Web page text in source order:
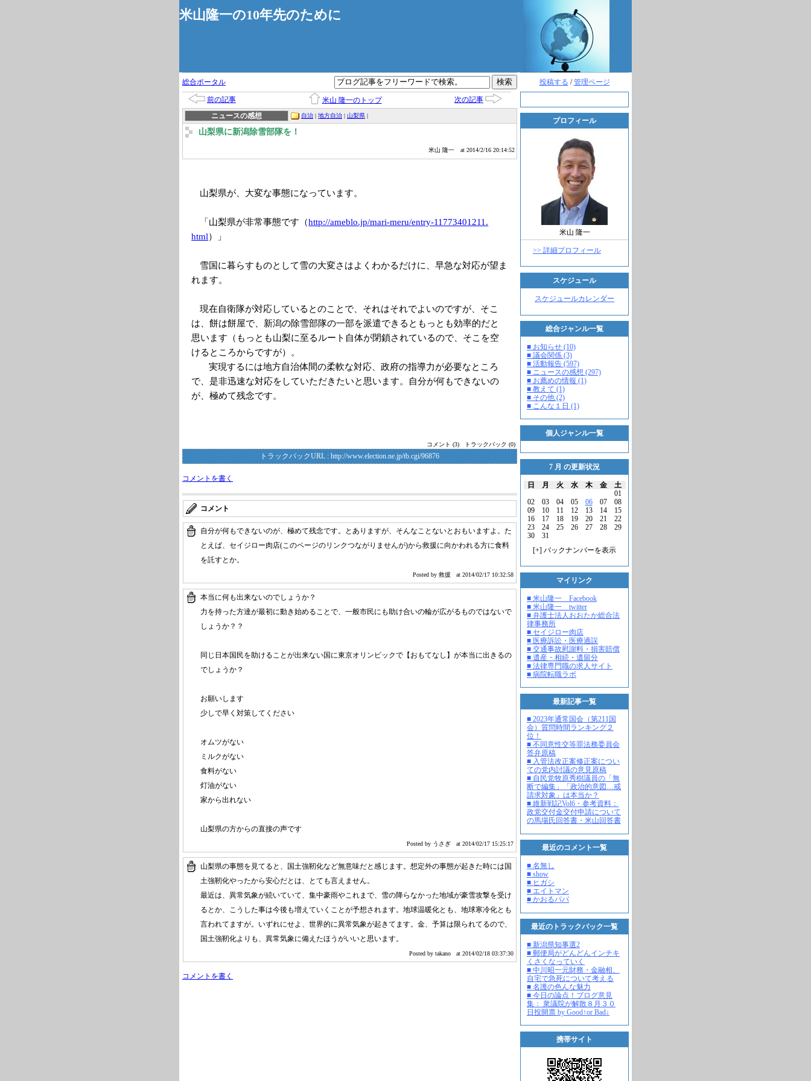
米山隆一の10年先のために
投稿する /管理ページ
プロフィール
米山 隆一
>> 詳細プロフィール
スケジュール
スケジュールカレンダー
総合ジャンル一覧
■ お知らせ (10)
■ 議会関係 (3)
■ 活動報告 (597)
■ ニュースの感想 (297)
■ お薦めの情報 (1)
■ 教えて (1)
■ その他 (2)
■ こんな１日 (1)
個人ジャンル一覧
7 月 の更新状況
日 月 火 水 木 金
土
01
02
03 04 05 06 07
08
09
10 11 12 13 14
15
16
17 18 19 20 21
22
23
24 25 26 27 28
29
30
31
[+] バックナンバーを表示
マイリンク
■ 米山隆一 Facebook
■ 米山隆一 twitter
■ 弁護士法人おおたか総合法
律事務所
■ セイジロー肉店
■ 医療訴訟・医療過誤
■ 交通事故慰謝料・損害賠償
■ 遺産・相続・遺留分
■ 法律専門職の求人サイト
■ 病院転職ラボ
最新記事一覧
■ 2023年通常国会（第211国
会）質問時間ランキング２
位！
■ 不同意性交等罪法務委員会
答弁原稿
■ 入管法改正案修正案につい
ての党内討議の意見原稿
■ 自民党牧原秀樹議員の「無
断で編集」「政治的意図…戒
請求対象」は本当か？
■ 維新戦記Vol6・参考資料：
政党交付金交付申請について
の馬場氏回答書・米山回答書
最近のコメント一覧
■ 名無し
■ show
■ ヒガシ
■ エイトマン
■ かおるパパ
最近のトラックバック一覧
■ 新潟県知事選2
■ 郵便局がどんどんインチキ
くさくなっていく
■ 中川昭一元財務・金融相、
自宅で急死について考える
■ 名護の色んな魅力
■ 今日の論点！ブログ意見
集： 衆議院が解散８月３０
日投開票 by Good↑or Bad↓
携帯サイト
総合ポータル
前の記事 米山 隆一のトップ
次の記事
ニュースの感想
自治 | 地方自治 | 山梨県 |
山梨県に新潟除雪部隊を！
米山 隆一 at 2014/2/16 20:14:52
山梨県が、大変な事態になっています。
「山梨県が非常事態です（http://ameblo.jp/mari-meru/entry-11773401211.
html）」
雪国に暮らすものとして雪の大変さはよくわかるだけに、早急な対応が望ま
れます。
現在自衛隊が対応しているとのことで、それはそれでよいのですが、そこ
は、餅は餅屋で、新潟の除雪部隊の一部を派遣できるともっとも効率的だと
思います（もっとも山梨に至るルート自体が閉鎖されているので、そこを空
けるところからですが）。
実現するには地方自治体間の柔軟な対応、政府の指導力が必要なところ
で、是非迅速な対応をしていただきたいと思います。自分が何もできないの
が、極めて残念です。
コメント (3) トラックバック (0)
トラックバックURL : http://www.election.ne.jp/tb.cgi/96876
コメントを書く
コメント
自分が何もできないのが、極めて残念です。とありますが、そんなことないとおもいますよ。た
とえば、セイジロー肉店(このページのリンクつながりませんが)から救援に向かわれる方に食料
を託すとか。
Posted by 救援 at 2014/02/17 10:32:58
本当に何も出来ないのでしょうか？
力を持った方達が最初に動き始めることで、一般市民にも助け合いの輪が広がるものではないで
しょうか？？
同じ日本国民を助けることが出来ない国に東京オリンピックで【おもてなし】が本当に出きるの
でしょうか？
お願いします
少しで早く対策してください
オムツがない
ミルクがない
食料がない
灯油がない
家から出れない
山梨県の方からの直接の声です
Posted by うさぎ at 2014/02/17 15:25:17
山梨県の事態を見てると、国土強靭化など無意味だと感じます。想定外の事態が起きた時には国
土強靭化やったから安心だとは、とても言えません。
最近は、異常気象が続いていて、集中豪雨やこれまで、雪の降らなかった地域が豪雪攻撃を受け
るとか、こうした事は今後も増えていくことが予想されます。地球温暖化とも、地球寒冷化とも
言われてますが。いずれにせよ、世界的に異常気象が起きてます。金、予算は限られてるので、
国土強靭化よりも、異常気象に備えたほうがいいと思います。
Posted by takano at 2014/02/18 03:37:30
コメントを書く